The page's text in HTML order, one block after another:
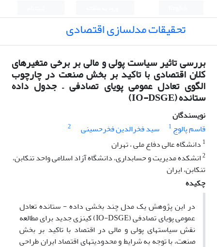
تحقیقات مدلسازی اقتصادی
بررسی تاثیر سیاست پولی و مالی بر برخی متغیرهای
کلان اقتصادی با تاکید بر بخش صنعت در چارچوب
الگوی تعادل عمومی پویای تصادفی – جدول داده
ستانده (IO-DSGE)
نویسندگان
قاسم پالوج 1 سید فخرالدین فخرحسینی
2
1 دانشگاه عالی دفاع ملی ، تهران
2انشکده مدیریت و حسابداری، دانشگاه آزاد اسلامی واحد تنکابن،
تنکابن، ایران
چکیده
در این پژوهش یک مدل چند بخشی داده - ستانده تعادل
عمومی پویای تصادفی (IO-DSGE
)کینزی جدید برای مطالعه
نقش سیاست‏های پولی و مالی در اقتصاد با تاکید بر بخش
صنعت، با توجه به شرایط و محدودیت­های اقتصاد ایران طراحی